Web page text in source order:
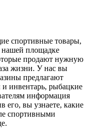
спортивные товары,
нашей площадке
продают нужную
жизни. У нас вы
предлагают
инвентарь, рыбацкие
информация
его, вы узнаете, какие
спортивными